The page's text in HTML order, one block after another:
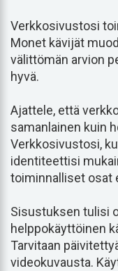
Verkkosivustosi
Monet kävijät
välittömän arvion
hyvä.
Ajattele, että
samanlainen kuin
Verkkosivustosi,
identiteettisi
toiminnalliset osat
Sisustuksen tulisi
helppokäyttöinen
Tarvitaan
videokuvausta.